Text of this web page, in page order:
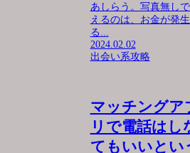
あしらう。写真無し
えるのは、お金が発
る...
2024.02.02
出会い系攻略
マッチングア
リで電話はし
てもいいとい